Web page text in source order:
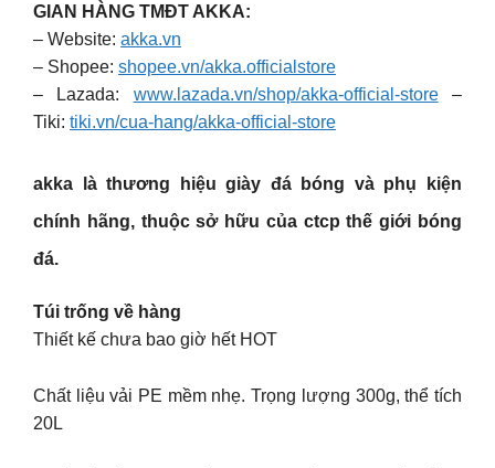
GIAN HÀNG TMĐT AKKA:
– Website: akka.vn
– Shopee: shopee.vn/akka.officialstore
– Lazada: www.lazada.vn/shop/akka-official-store–
Tiki: tiki.vn/cua-hang/akka-official-store
akka là thương hiệu giày đá bóng và phụ kiện
chính hãng, thuộc sở hữu của ctcp thế giới bóng
đá.
Túi trống về hàng
Thiết kế chưa bao giờ hết HOT
Chất liệu vải PE mềm nhẹ. Trọng lượng 300g, thể tích
20L